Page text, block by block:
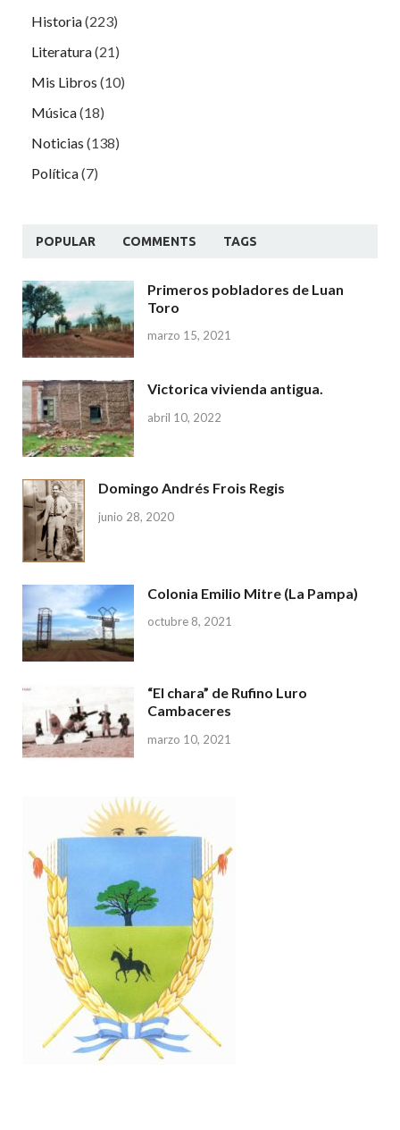
Historia(223)
Literatura(21)
Mis Libros (10)
Música(18)
Noticias (138)
Política(7)
POPULAR COMMENTS TAGS
Primeros pobladores de Luan
Toro
marzo 15, 2021
Victorica vivienda antigua.
abril 10, 2022
Domingo Andrés Frois Regis
junio 28, 2020
Colonia Emilio Mitre (La Pampa)
octubre 8, 2021
“El chara” de Rufino Luro
Cambaceres
marzo 10, 2021